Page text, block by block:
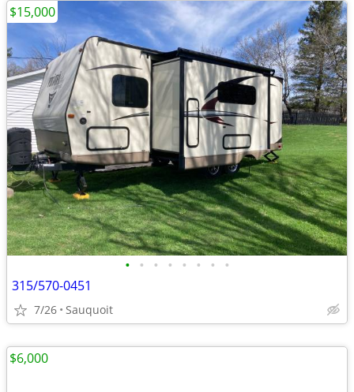
• • • • • • • •
315/570-0451
7/26 Sauquoit
$15,000
$6,000